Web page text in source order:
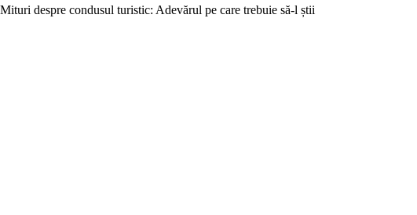
Mituri despre condusul turistic: Adevărul pe care trebuie să-l știi